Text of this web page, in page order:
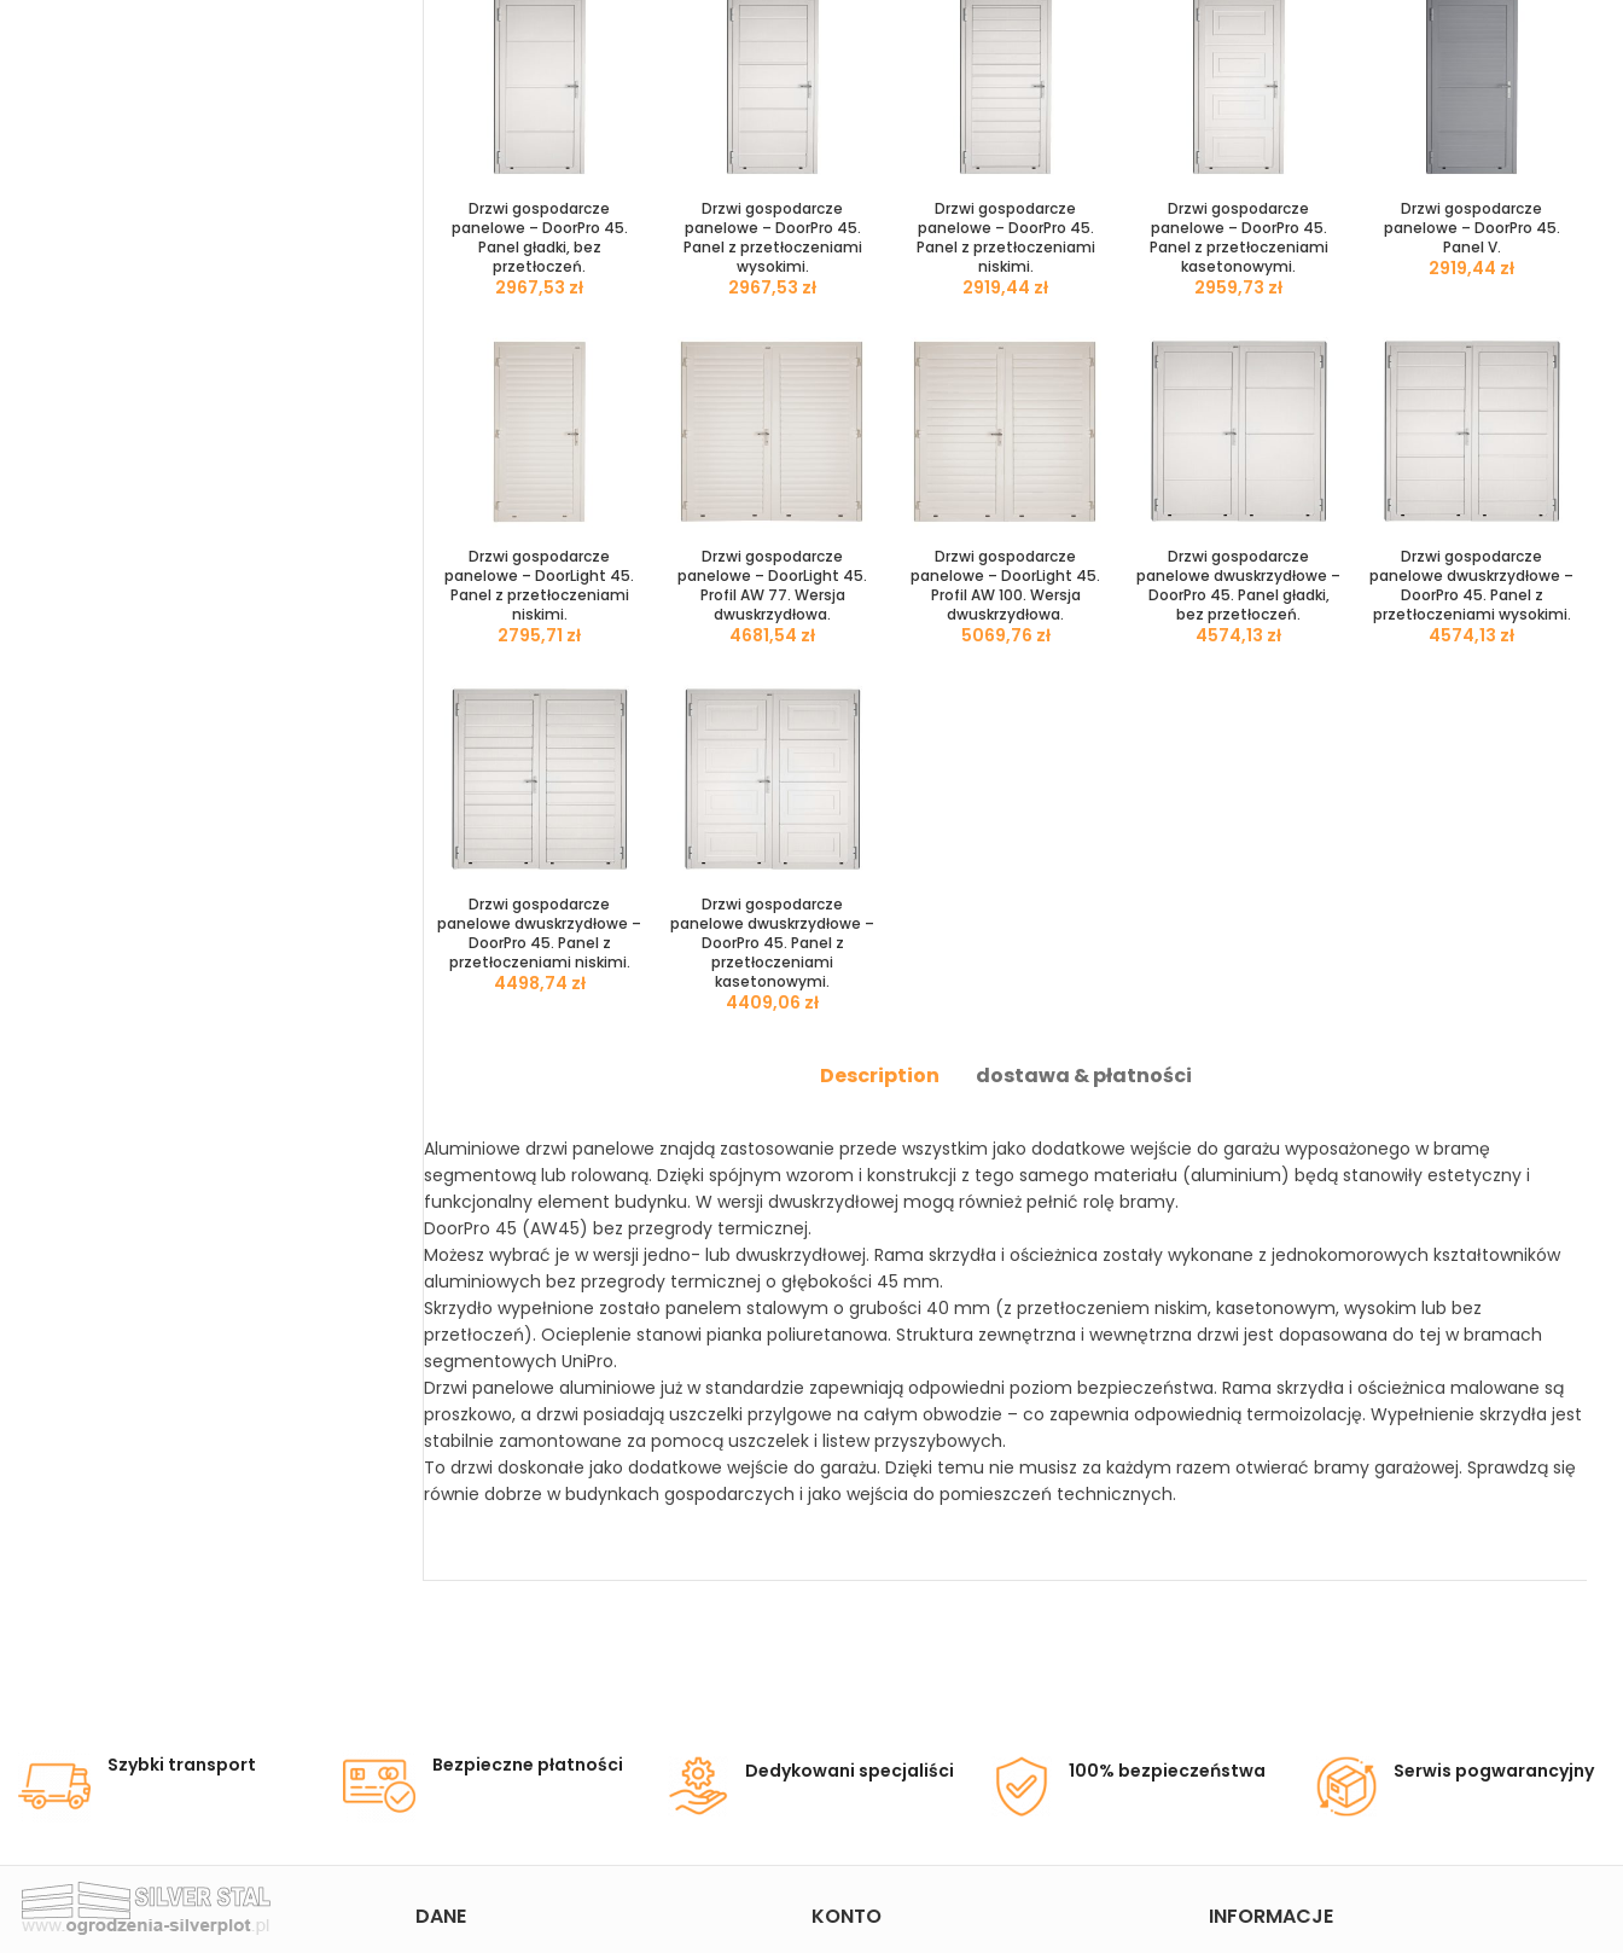
Drzwi gospodarcze
panelowe – DoorPro 45.
Panel gładki, bez
przetłoczeń.
zł
Drzwi gospodarcze
panelowe – DoorPro 45.
Panel z przetłoczeniami
wysokimi.
zł
Drzwi gospodarcze
panelowe – DoorPro 45.
Panel z przetłoczeniami
niskimi.
zł
Drzwi gospodarcze
panelowe – DoorPro 45.
Panel z przetłoczeniami
kasetonowymi.
zł
Drzwi gospodarcze
panelowe – DoorPro 45.
Panel V.
zł
Drzwi gospodarcze
panelowe – DoorLight 45.
Panel z przetłoczeniami
niskimi.
zł
Drzwi gospodarcze
panelowe – DoorLight 45.
Profil AW 77. Wersja
dwuskrzydłowa.
zł
Drzwi gospodarcze
panelowe – DoorLight 45.
Profil AW 100. Wersja
dwuskrzydłowa.
zł
Drzwi gospodarcze
panelowe dwuskrzydłowe –
DoorPro 45. Panel gładki,
bez przetłoczeń.
zł
Drzwi gospodarcze
panelowe dwuskrzydłowe –
DoorPro 45. Panel z
przetłoczeniami wysokimi.
zł
Drzwi gospodarcze
panelowe dwuskrzydłowe –
DoorPro 45. Panel z
przetłoczeniami niskimi.
zł
Drzwi gospodarcze
panelowe dwuskrzydłowe –
DoorPro 45. Panel z
przetłoczeniami
kasetonowymi.
zł
Description dostawa & płatności
Aluminiowe drzwi panelowe znajdą zastosowanie przede wszystkim jako dodatkowe wejście do garażu wyposażonego w bramę
segmentową lub rolowaną. Dzięki spójnym wzorom i konstrukcji z tego samego materiału (aluminium) będą stanowiły estetyczny i
funkcjonalny element budynku. W wersji dwuskrzydłowej mogą również pełnić rolę bramy.
DoorPro 45 (AW45) bez przegrody termicznej.
Możesz wybrać je w wersji jedno- lub dwuskrzydłowej. Rama skrzydła i ościeżnica zostały wykonane z jednokomorowych kształtowników
aluminiowych bez przegrody termicznej o głębokości 45 mm.
Skrzydło wypełnione zostało panelem stalowym o grubości 40 mm (z przetłoczeniem niskim, kasetonowym, wysokim lub bez
przetłoczeń). Ocieplenie stanowi pianka poliuretanowa. Struktura zewnętrzna i wewnętrzna drzwi jest dopasowana do tej w bramach
segmentowych UniPro.
Drzwi panelowe aluminiowe już w standardzie zapewniają odpowiedni poziom bezpieczeństwa. Rama skrzydła i ościeżnica malowane są
proszkowo, a drzwi posiadają uszczelki przylgowe na całym obwodzie – co zapewnia odpowiednią termoizolację. Wypełnienie skrzydła jest
stabilnie zamontowane za pomocą uszczelek i listew przyszybowych.
To drzwi doskonałe jako dodatkowe wejście do garażu. Dzięki temu nie musisz za każdym razem otwierać bramy garażowej. Sprawdzą się
równie dobrze w budynkach gospodarczych i jako wejścia do pomieszczeń technicznych.
Szybki transport Bezpieczne płatności Dedykowani specjaliści 100% bezpieczeństwa Serwis pogwarancyjny
DANE KONTO INFORMACJE